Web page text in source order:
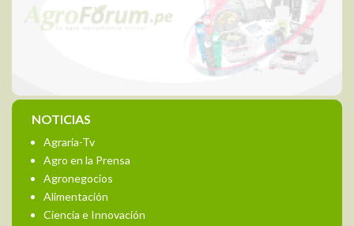
NOTICIAS
Agraria-Tv
Agro en la Prensa
Agronegocios
Alimentación
Ciencia e Innovación